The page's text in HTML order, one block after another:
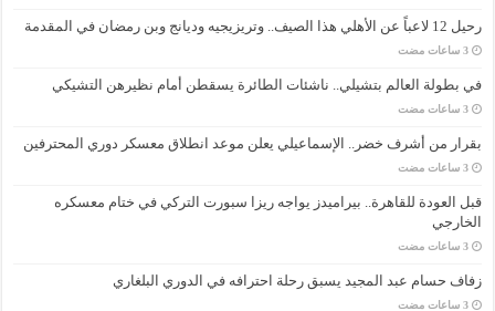
رحيل 12 لاعباً عن الأهلي هذا الصيف.. وتريزيجيه وديانج وبن رمضان في المقدمة
‏3 ساعات مضت
في بطولة العالم بتشيلي.. ناشئات الطائرة يسقطن أمام نظيرهن التشيكي
‏3 ساعات مضت
بقرار من أشرف خضر.. الإسماعيلي يعلن موعد انطلاق معسكر دوري المحترفين
‏3 ساعات مضت
قبل العودة للقاهرة.. بيراميدز يواجه ريزا سبورت التركي في ختام معسكره
الخارجي
‏3 ساعات مضت
زفاف حسام عبد المجيد يسبق رحلة احترافه في الدوري البلغاري
‏3 ساعات مضت